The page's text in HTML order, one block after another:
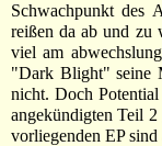
Schwachpunkt des
reißen da ab und zu
viel am
"Dark Blight" seine
nicht. Doch
angekündigten Teil 2
vorliegenden EP